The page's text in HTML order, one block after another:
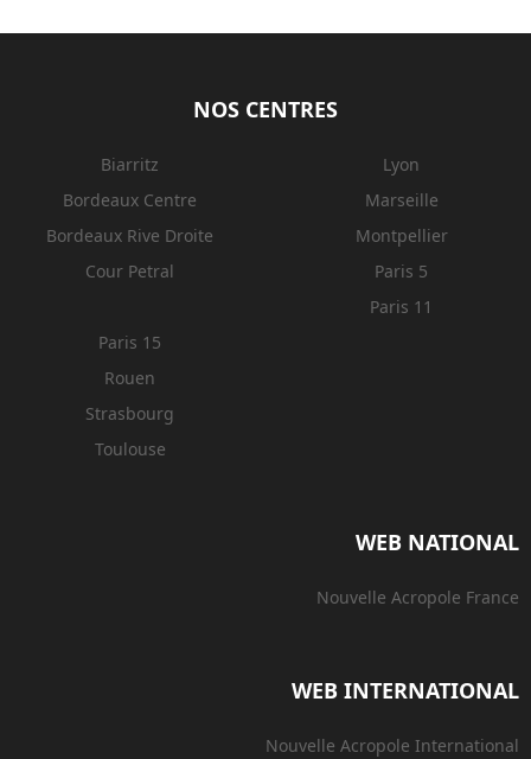
NOS CENTRES
Biarritz
Bordeaux Centre
Bordeaux Rive Droite
Cour Petral
Lyon
Marseille
Montpellier
Paris 5
Paris 11
Paris 15
Rouen
Strasbourg
Toulouse
WEB NATIONAL
Nouvelle Acropole France
WEB INTERNATIONAL
Nouvelle Acropole International